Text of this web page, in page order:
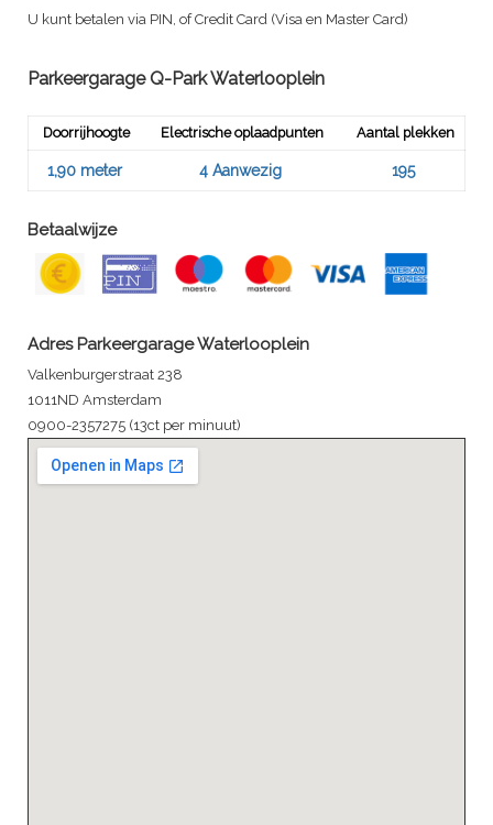
U kunt betalen via PIN, of Credit Card (Visa en Master Card)
Parkeergarage Q-Park Waterlooplein
Doorrijhoogte Electrische oplaadpunten Aantal plekken
1,90 meter 4 Aanwezig 195
Betaalwijze
Adres Parkeergarage Waterlooplein
Valkenburgerstraat 238
1011ND Amsterdam
0900-2357275 (13ct per minuut)